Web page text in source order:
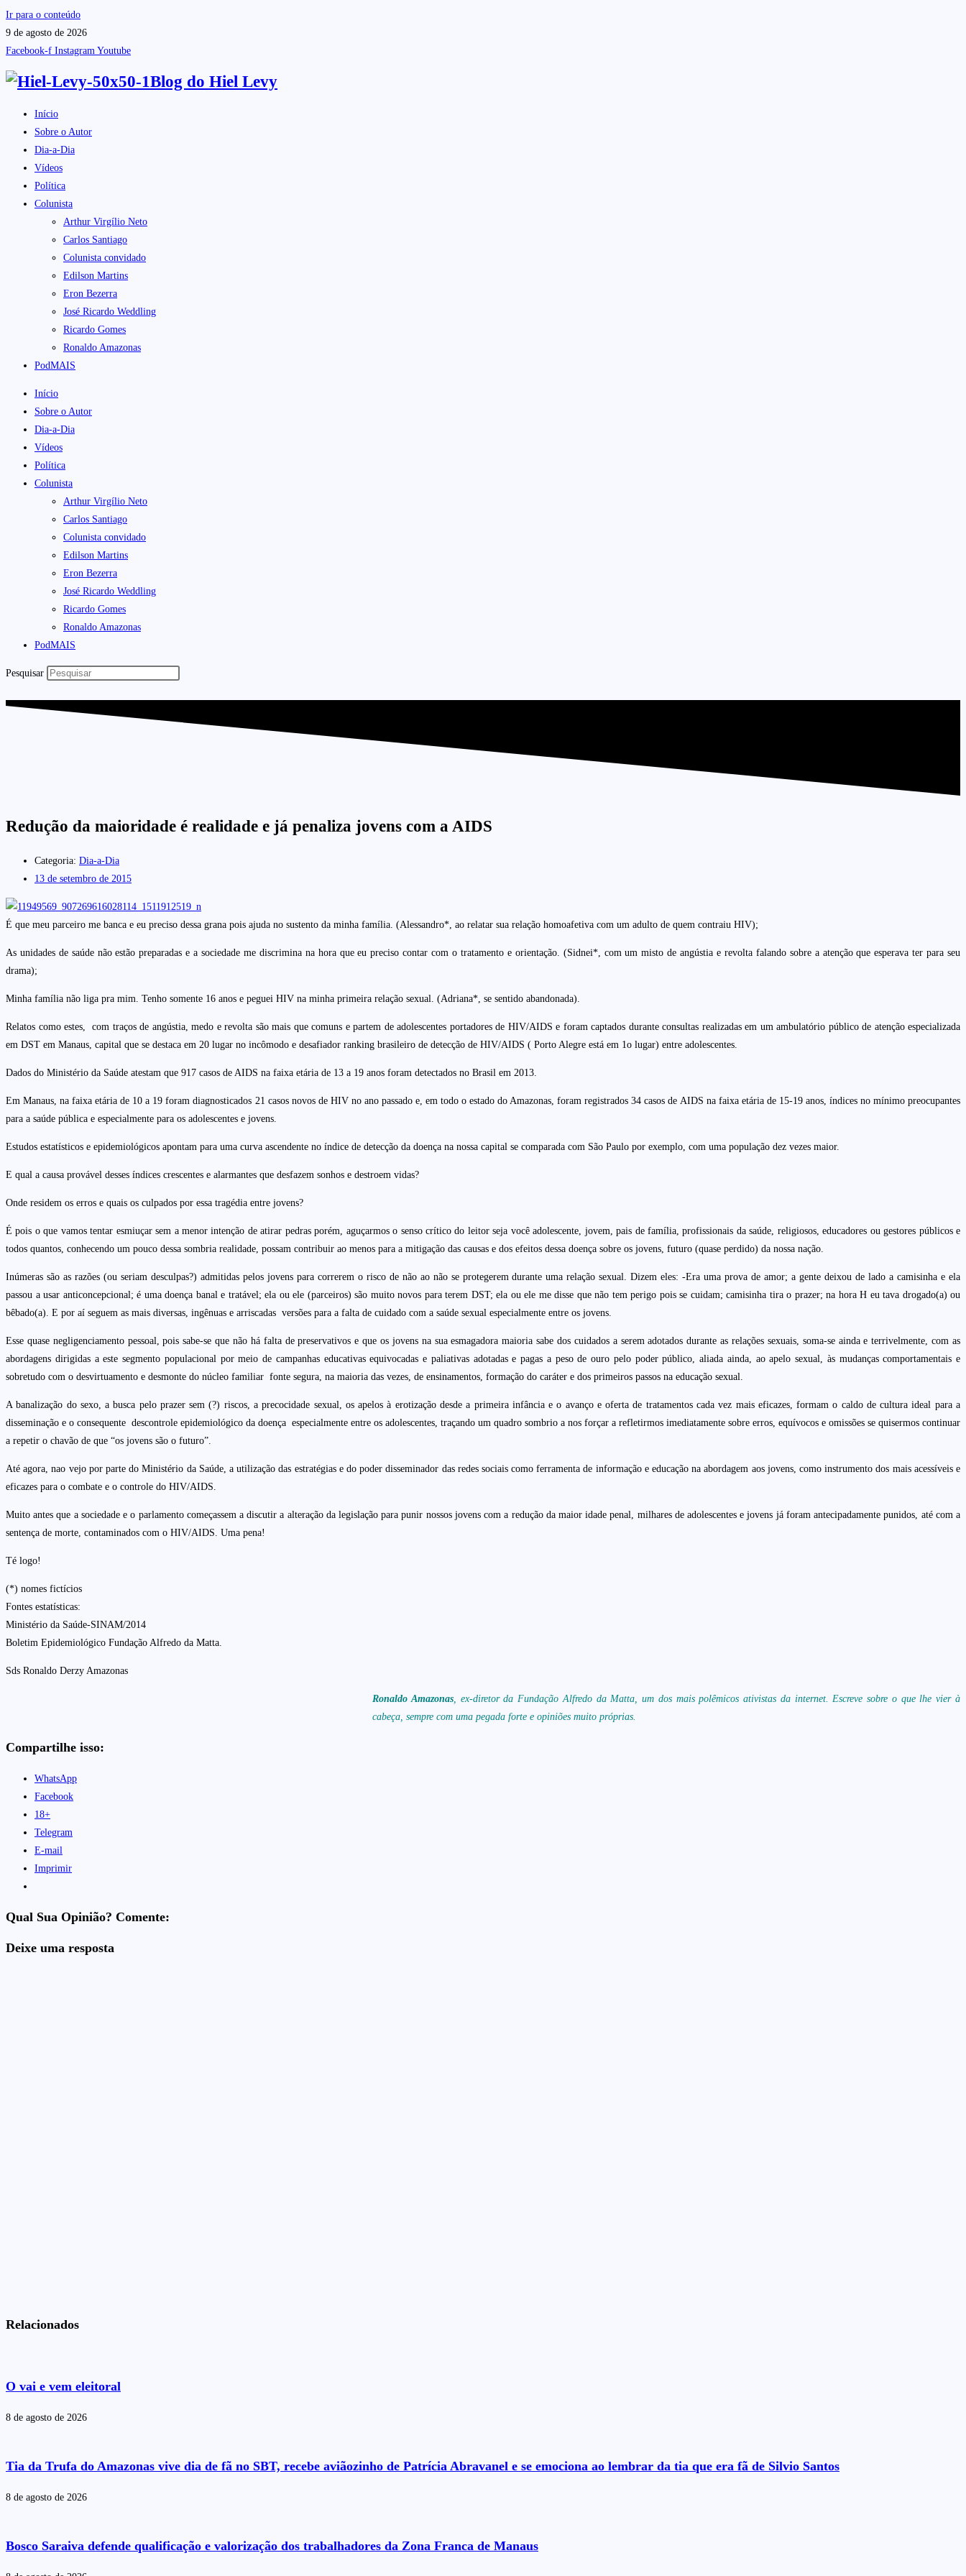
Ir para o conteúdo
9 de agosto de 2026
Facebook-f Instagram Youtube
Blog do Hiel Levy
Início
Sobre o Autor
Dia-a-Dia
Vídeos
Política
Colunista
Arthur Virgílio Neto
Carlos Santiago
Colunista convidado
Edilson Martins
Eron Bezerra
José Ricardo Weddling
Ricardo Gomes
Ronaldo Amazonas
PodMAIS
Início
Sobre o Autor
Dia-a-Dia
Vídeos
Política
Colunista
Arthur Virgílio Neto
Carlos Santiago
Colunista convidado
Edilson Martins
Eron Bezerra
José Ricardo Weddling
Ricardo Gomes
Ronaldo Amazonas
PodMAIS
Pesquisar
Redução da maioridade é realidade e já penaliza jovens com a AIDS
Categoria: Dia-a-Dia
13 de setembro de 2015
É que meu parceiro me banca e eu preciso dessa grana pois ajuda no sustento da minha família. (Alessandro*, ao relatar sua relação homoafetiva com um adulto de quem contraiu HIV);
As unidades de saúde não estão preparadas e a sociedade me discrimina na hora que eu preciso contar com o tratamento e orientação. (Sidnei*, com um misto de angústia e revolta falando sobre a atenção que esperava ter para seu
drama);
Minha família não liga pra mim. Tenho somente 16 anos e peguei HIV na minha primeira relação sexual. (Adriana*, se sentido abandonada).
Relatos como estes, com traços de angústia, medo e revolta são mais que comuns e partem de adolescentes portadores de HIV/AIDS e foram captados durante consultas realizadas em um ambulatório público de atenção especializada
em DST em Manaus, capital que se destaca em 20 lugar no incômodo e desafiador ranking brasileiro de detecção de HIV/AIDS ( Porto Alegre está em 1o lugar) entre adolescentes.
Dados do Ministério da Saúde atestam que 917 casos de AIDS na faixa etária de 13 a 19 anos foram detectados no Brasil em 2013.
Em Manaus, na faixa etária de 10 a 19 foram diagnosticados 21 casos novos de HIV no ano passado e, em todo o estado do Amazonas, foram registrados 34 casos de AIDS na faixa etária de 15-19 anos, índices no mínimo preocupantes
para a saúde pública e especialmente para os adolescentes e jovens.
Estudos estatísticos e epidemiológicos apontam para uma curva ascendente no índice de detecção da doença na nossa capital se comparada com São Paulo por exemplo, com uma população dez vezes maior.
E qual a causa provável desses índices crescentes e alarmantes que desfazem sonhos e destroem vidas?
Onde residem os erros e quais os culpados por essa tragédia entre jovens?
É pois o que vamos tentar esmiuçar sem a menor intenção de atirar pedras porém, aguçarmos o senso crítico do leitor seja você adolescente, jovem, pais de família, profissionais da saúde, religiosos, educadores ou gestores públicos e
todos quantos, conhecendo um pouco dessa sombria realidade, possam contribuir ao menos para a mitigação das causas e dos efeitos dessa doença sobre os jovens, futuro (quase perdido) da nossa nação.
Inúmeras são as razões (ou seriam desculpas?) admitidas pelos jovens para correrem o risco de não ao não se protegerem durante uma relação sexual. Dizem eles: -Era uma prova de amor; a gente deixou de lado a camisinha e ela
passou a usar anticoncepcional; é uma doença banal e tratável; ela ou ele (parceiros) são muito novos para terem DST; ela ou ele me disse que não tem perigo pois se cuidam; camisinha tira o prazer; na hora H eu tava drogado(a) ou
bêbado(a). E por aí seguem as mais diversas, ingênuas e arriscadas versões para a falta de cuidado com a saúde sexual especialmente entre os jovens.
Esse quase negligenciamento pessoal, pois sabe-se que não há falta de preservativos e que os jovens na sua esmagadora maioria sabe dos cuidados a serem adotados durante as relações sexuais, soma-se ainda e terrivelmente, com as
abordagens dirigidas a este segmento populacional por meio de campanhas educativas equivocadas e paliativas adotadas e pagas a peso de ouro pelo poder público, aliada ainda, ao apelo sexual, às mudanças comportamentais e
sobretudo com o desvirtuamento e desmonte do núcleo familiar fonte segura, na maioria das vezes, de ensinamentos, formação do caráter e dos primeiros passos na educação sexual.
A banalização do sexo, a busca pelo prazer sem (?) riscos, a precocidade sexual, os apelos à erotização desde a primeira infância e o avanço e oferta de tratamentos cada vez mais eficazes, formam o caldo de cultura ideal para a
disseminação e o consequente descontrole epidemiológico da doença especialmente entre os adolescentes, traçando um quadro sombrio a nos forçar a refletirmos imediatamente sobre erros, equívocos e omissões se quisermos continuar
a repetir o chavão de que “os jovens são o futuro”.
Até agora, nao vejo por parte do Ministério da Saúde, a utilização das estratégias e do poder disseminador das redes sociais como ferramenta de informação e educação na abordagem aos jovens, como instrumento dos mais acessíveis e
eficazes para o combate e o controle do HIV/AIDS.
Muito antes que a sociedade e o parlamento começassem a discutir a alteração da legislação para punir nossos jovens com a redução da maior idade penal, milhares de adolescentes e jovens já foram antecipadamente punidos, até com a
sentença de morte, contaminados com o HIV/AIDS. Uma pena!
Té logo!
(*) nomes fictícios
Fontes estatísticas:
Ministério da Saúde-SINAM/2014
Boletim Epidemiológico Fundação Alfredo da Matta.
Sds Ronaldo Derzy Amazonas
Ronaldo Amazonas, ex-diretor da Fundação Alfredo da Matta, um dos mais polêmicos ativistas da internet. Escreve sobre o que lhe vier à
cabeça, sempre com uma pegada forte e opiniões muito próprias.
Compartilhe isso:
WhatsApp
Facebook
18+
Telegram
E-mail
Imprimir
Qual Sua Opinião? Comente:
Deixe uma resposta
Relacionados
O vai e vem eleitoral
8 de agosto de 2026
Tia da Trufa do Amazonas vive dia de fã no SBT, recebe aviãozinho de Patrícia Abravanel e se emociona ao lembrar da tia que era fã de Silvio Santos
8 de agosto de 2026
Bosco Saraiva defende qualificação e valorização dos trabalhadores da Zona Franca de Manaus